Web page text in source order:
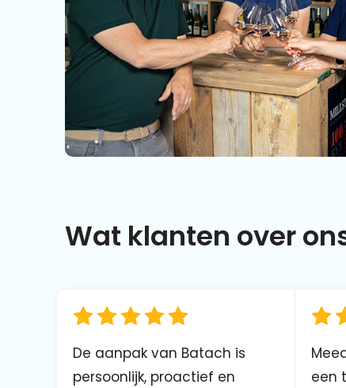
Wat klanten over
De aanpak van Batach is
persoonlijk, proactief en
een